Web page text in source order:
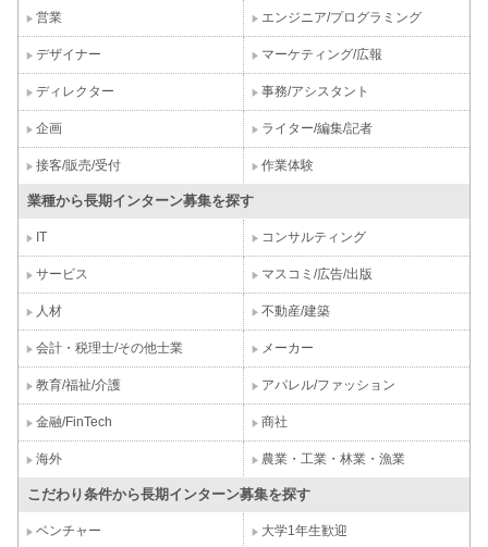
営業 エンジニア/プログラミング
デザイナー マーケティング/広報
ディレクター 事務/アシスタント
企画 ライター/編集/記者
接客/販売/受付 作業体験
業種から長期インターン募集を探す
IT コンサルティング
サービス マスコミ/広告/出版
人材 不動産/建築
会計・税理士/その他士業 メーカー
教育/福祉/介護 アパレル/ファッション
金融/FinTech 商社
海外 農業・工業・林業・漁業
こだわり条件から長期インターン募集を探す
ベンチャー 大学1年生歓迎